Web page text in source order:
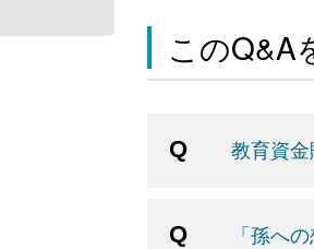
このQ&A
教育資
「孫へ